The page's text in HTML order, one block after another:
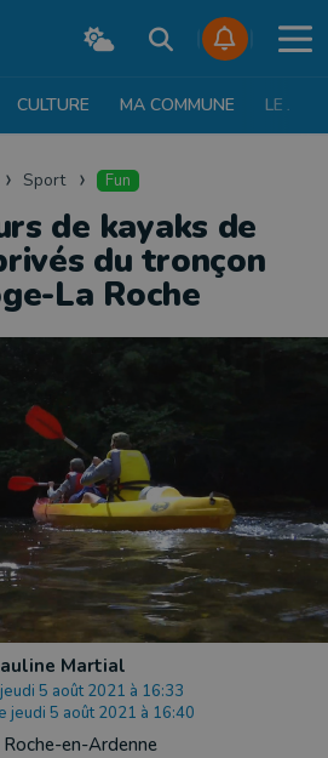
CULTURE MA COMMUNE LE JT
Sport Fun
de kayaks de
du tronçon
La Roche
Martial
5 août 2021 à 16:33
jeudi 5 août 2021 à 16:40
Roche-en-Ardenne